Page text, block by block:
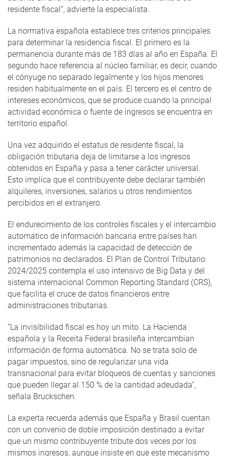
residente fiscal”, advierte la especialista.
La normativa española establece tres criterios principales
para determinar la residencia fiscal. El primero es la
permanencia durante más de 183 días al año en España. El
segundo hace referencia al núcleo familiar, es decir, cuando
el cónyuge no separado legalmente y los hijos menores
residen habitualmente en el país. El tercero es el centro de
intereses económicos, que se produce cuando la principal
actividad económica o fuente de ingresos se encuentra en
territorio español.
Una vez adquirido el estatus de residente fiscal, la
obligación tributaria deja de limitarse a los ingresos
obtenidos en España y pasa a tener carácter universal.
Esto implica que el contribuyente debe declarar también
alquileres, inversiones, salarios u otros rendimientos
percibidos en el extranjero.
El endurecimiento de los controles fiscales y el intercambio
automático de información bancaria entre países han
incrementado además la capacidad de detección de
patrimonios no declarados. El Plan de Control Tributario
2024/2025 contempla el uso intensivo de Big Data y del
sistema internacional Common Reporting Standard (CRS),
que facilita el cruce de datos financieros entre
administraciones tributarias.
“La invisibilidad fiscal es hoy un mito. La Hacienda
española y la Receita Federal brasileña intercambian
información de forma automática. No se trata solo de
pagar impuestos, sino de regularizar una vida
transnacional para evitar bloqueos de cuentas y sanciones
que pueden llegar al 150 % de la cantidad adeudada”,
señala Bruckschen.
La experta recuerda además que España y Brasil cuentan
con un convenio de doble imposición destinado a evitar
que un mismo contribuyente tribute dos veces por los
mismos ingresos, aunque insiste en que este mecanismo